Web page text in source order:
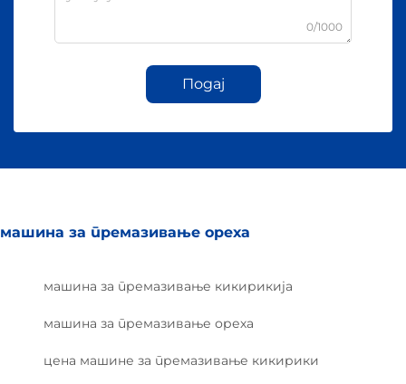
0/1000
Подај
машина за премазивање ореха
машина за премазивање кикирикија
машина за премазивање ореха
цена машине за премазивање кикирики